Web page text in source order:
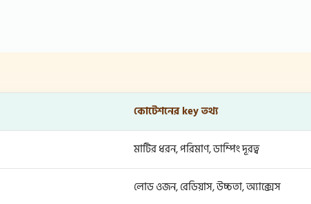
কোটেশনের key তথ্য
মাটির ধরন, পরিমাণ, ডাম্পিং দূরত্ব
লোড ওজন, রেডিয়াস, উচ্চতা, অ্যাক্সেস